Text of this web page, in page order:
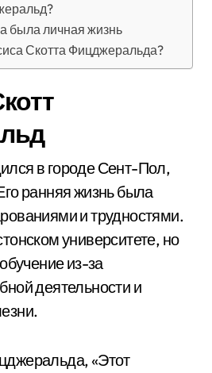
была личная жизнь
Скотта Фицджеральда?
в городе Сент-Пол,
ранняя жизнь была
и трудностями.
университете, но
из-за
деятельности и
«Этот